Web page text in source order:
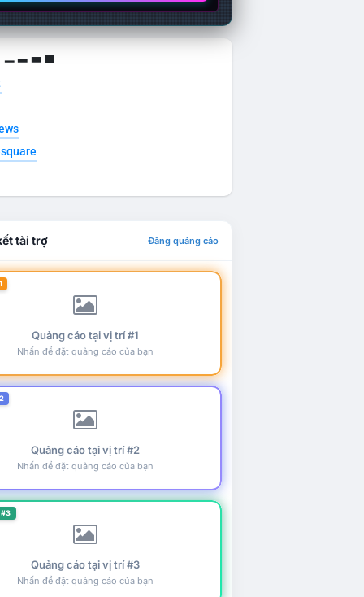
▁ ▂ ▃ ▄
tài trợ Đăng quảng cáo
Quảng cáo tại vị trí #1
Nhấn để đặt quảng cáo của bạn
Quảng cáo tại vị trí #2
Nhấn để đặt quảng cáo của bạn
Quảng cáo tại vị trí #3
Nhấn để đặt quảng cáo của bạn